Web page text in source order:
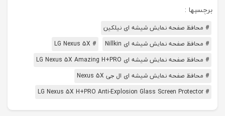
برچسبها :
# محافظ صفحه نمایش شیشه ای نیلکین
# محافظ صفحه نمایش شیشه ای Nillkin
# LG Nexus 5X
# محافظ صفحه نمایش شیشه ای LG Nexus 5X Amazing H+PRO
# محافظ صفحه نمایش شیشه ای ال جی Nexus 5X
# LG Nexus 5X H+PRO Anti-Explosion Glass Screen Protector